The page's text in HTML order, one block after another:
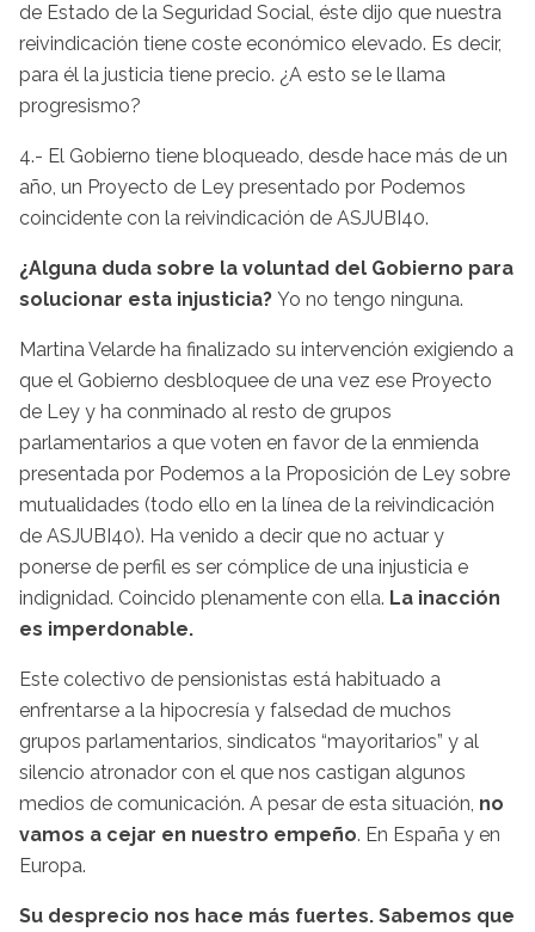
de Estado de la Seguridad Social, éste dijo que nuestra
reivindicación tiene coste económico elevado. Es decir,
para él la justicia tiene precio. ¿A esto se le llama
progresismo?
4.- El Gobierno tiene bloqueado, desde hace más de un
año, un Proyecto de Ley presentado por Podemos
coincidente con la reivindicación de ASJUBI40.
¿Alguna duda sobre la voluntad del Gobierno para
solucionar esta injusticia? Yo no tengo ninguna.
Martina Velarde ha finalizado su intervención exigiendo a
que el Gobierno desbloquee de una vez ese Proyecto
de Ley y ha conminado al resto de grupos
parlamentarios a que voten en favor de la enmienda
presentada por Podemos a la Proposición de Ley sobre
mutualidades (todo ello en la línea de la reivindicación
de ASJUBI40). Ha venido a decir que no actuar y
ponerse de perfil es ser cómplice de una injusticia e
indignidad. Coincido plenamente con ella. La inacción
es imperdonable.
Este colectivo de pensionistas está habituado a
enfrentarse a la hipocresía y falsedad de muchos
grupos parlamentarios, sindicatos “mayoritarios” y al
silencio atronador con el que nos castigan algunos
medios de comunicación. A pesar de esta situación, no
vamos a cejar en nuestro empeño. En España y en
Europa.
Su desprecio nos hace más fuertes. Sabemos que